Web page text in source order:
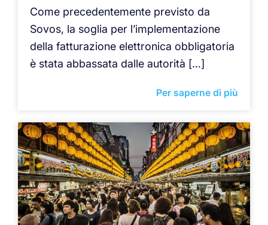
Come precedentemente previsto da
Sovos, la soglia per l’implementazione
della fatturazione elettronica obbligatoria
è stata abbassata dalle autorità […]
Per saperne di più